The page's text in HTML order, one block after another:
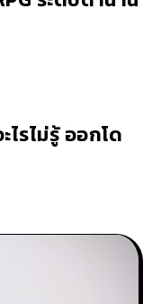
รไม่รู้ ออกโด